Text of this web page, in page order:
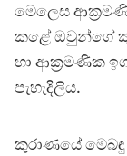
මෙලෙස
කළේ ඔවුන්ගේ
හා ආක්‍රමණික
පැහැදිලිය.
කුරාණයේ